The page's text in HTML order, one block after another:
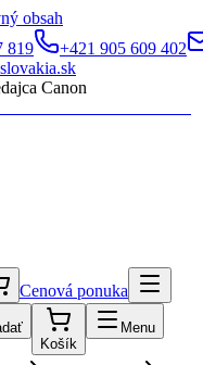
obsah
819
+421 905 609 402
Canon
Cenová ponuka
Košík
Menu